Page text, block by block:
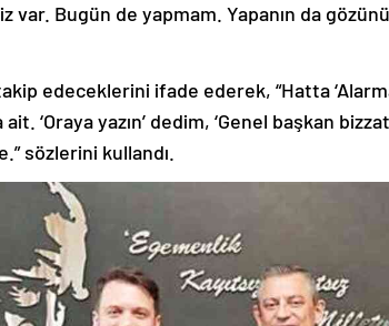
var. Bugün de yapmam. Yapanın da
edeceklerini ifade ederek, “Hatta
‘Oraya yazın’ dedim, ‘Genel başkan
sözlerini kullandı.